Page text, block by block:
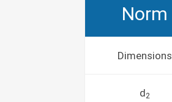
Norm
Dimensions
d2